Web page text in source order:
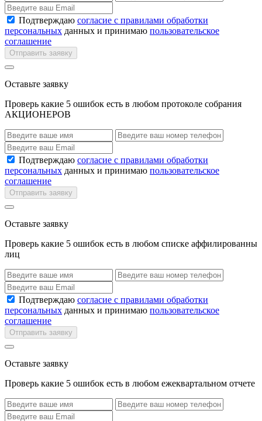
Подтверждаю согласие с правилами обработки
персональных данных и принимаю пользовательское
соглашение
Отправить заявку
Оставьте заявку
Проверь какие 5 ошибок есть в любом протоколе собрания
АКЦИОНЕРОВ
Подтверждаю согласие с правилами обработки
персональных данных и принимаю пользовательское
соглашение
Отправить заявку
Оставьте заявку
Проверь какие 5 ошибок есть в любом списке аффилированны
лиц
Подтверждаю согласие с правилами обработки
персональных данных и принимаю пользовательское
соглашение
Отправить заявку
Оставьте заявку
Проверь какие 5 ошибок есть в любом ежеквартальном отчете